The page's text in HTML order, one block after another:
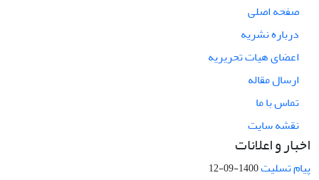
صفحه اصلی
درباره نشریه
اعضای هیات تحریریه
ارسال مقاله
تماس با ما
نقشه سایت
اخبار و اعلانات
پیام تسلیت1400-09-12